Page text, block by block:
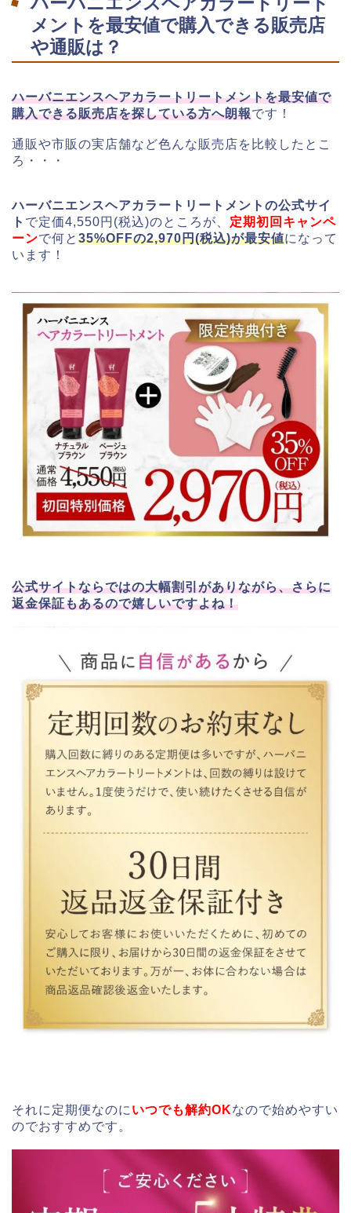
メントを最安値で購入できる販売店
や通販は？
ハーバニエンスヘアカラートリートメントを最安値で
購入できる販売店を探している方へ朗報です！
通販や市販の実店舗など色んな販売店を比較したとこ
ろ・・・
ハーバニエンスヘアカラートリートメントの公式サイ
ト で定価4,550円(税込)のところが、 定期初回キャンペ
ーンで何と 35%OFFの2,970円(税込)が最安値になって
います！
公式サイトならではの大幅割引がありながら、さらに
返金保証もあるので嬉しいですよね！
それに定期便なのに いつでも解約OKなので始めやすい
のでおすすめです。